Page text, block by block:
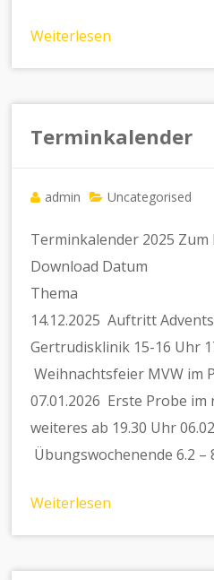
Weiterlesen
Terminkalender
admin Uncategorised
Terminkalender 2025
Download Datum
14.12.2025 Auftritt
Gertrudisklinik 15-16 Uhr
Weihnachtsfeier MVW im
07.01.2026 Erste Probe im
weiteres ab 19.30 Uhr
Übungswochenende 6.2 –
Weiterlesen